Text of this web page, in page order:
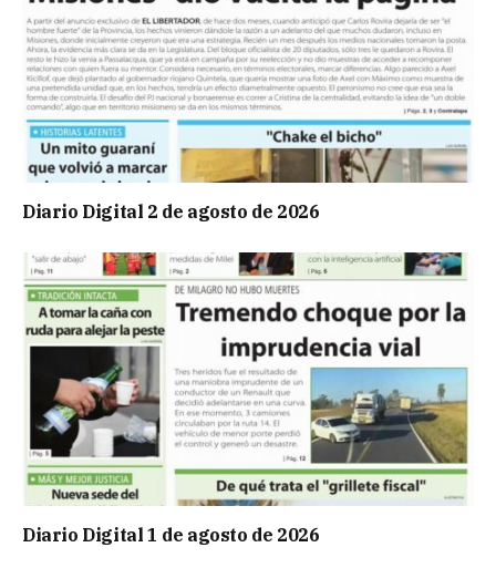
Diario Digital 2 de agosto de 2026
Diario Digital 1 de agosto de 2026